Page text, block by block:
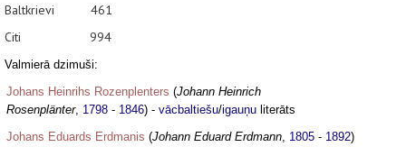
Baltkrievi 461
Citi 994
Valmierā dzimuši:
Johans Heinrihs Rozenplenters (Johann Heinrich
Rosenplänter, 1798- 1846) - vācbaltiešu/igauņuliterāts
Johans Eduards Erdmanis (Johann Eduard Erdmann, 1805- 1892)